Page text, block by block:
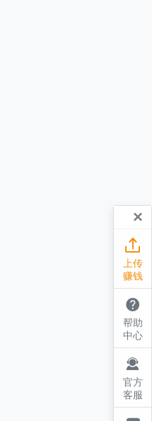
×

上传
赚钱

帮助
中心

官方
客服